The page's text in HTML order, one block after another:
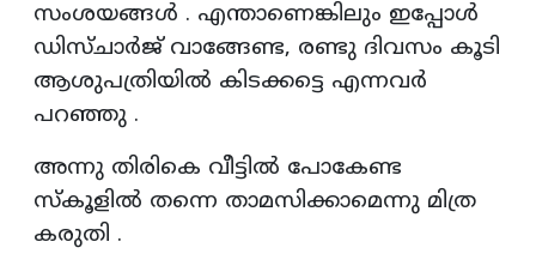
സംശയങ്ങൾ . എന്താണെങ്കിലും ഇപ്പോൾ
ഡിസ്ചാർജ് വാങ്ങേണ്ട, രണ്ടു ദിവസം കൂടി
ആശുപത്രിയിൽ കിടക്കട്ടെ എന്നവർ
പറഞ്ഞു .
അന്നു തിരികെ വീട്ടിൽ പോകേണ്ട
സ്കൂളിൽ തന്നെ താമസിക്കാമെന്നു മിത്ര
കരുതി .